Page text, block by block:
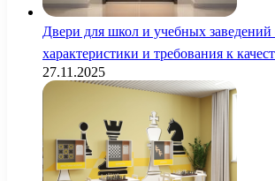
Двери для школ и учебных заведений
характеристики и требования к
27.11.2025